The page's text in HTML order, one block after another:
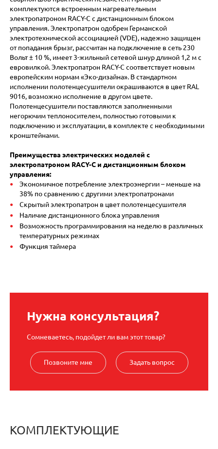
комплектуются встроенным нагревательным
электропатроном RACY-C с дистанционным блоком
управления. Электропатрон одобрен Германской
электротехнической ассоциацией (VDE), надежно защищен
от попадания брызг, рассчитан на подключение в сеть 230
Вольт ± 10 %, имеет 3-жильный сетевой шнур длиной 1,2 м с
евровилкой. Электропатрон RACY-C соответствует новым
европейским нормам «Эко-дизайна». В стандартном
исполнении полотенцесушители окрашиваются в цвет RAL
9016, возможно исполнение в другом цвете.
Полотенцесушители поставляются заполненными
негорючим теплоносителем, полностью готовыми к
подключению и эксплуатации, в комплекте с необходимыми
кронштейнами.
Преимущества электрических моделей с
электропатроном RACY-С и дистанционным блоком
управления:
Экономичное потребление электроэнергии – меньше на
38% по сравнению с другими электропатронами
Cкрытый электропатрон в цвет полотенцесушителя
Наличие дистанционного блока управления
Возможность программирования на неделю в различных
температурных режимах
Функция таймера
Нужна консультация?
Сомневаетесь, подойдет ли вам этот товар?
Позвоните мне Задать вопрос
КОМПЛЕКТУЮЩИЕ